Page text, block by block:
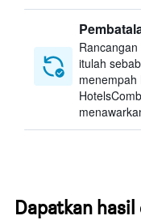
itulah
Dapatkan